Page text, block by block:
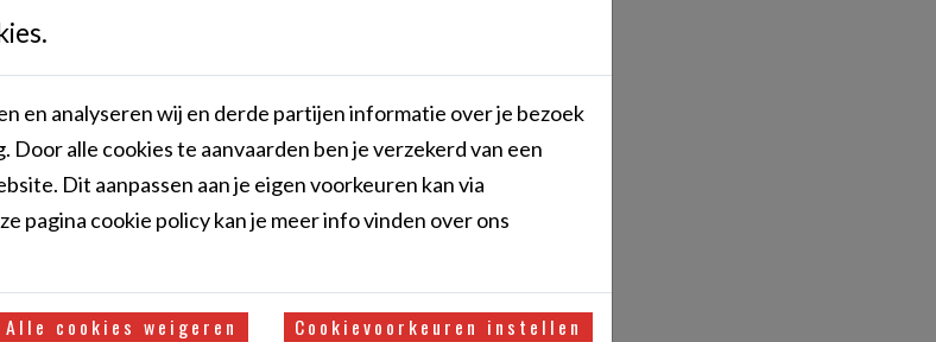
en analyseren wij en derde partijen informatie over je bezoek
alle cookies te aanvaarden ben je verzekerd van een
Dit aanpassen aan je eigen voorkeuren kan via
pagina cookie policy kan je meer info vinden over ons
Alle cookies weigeren Cookievoorkeuren instellen